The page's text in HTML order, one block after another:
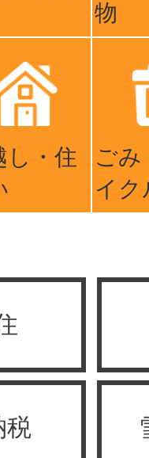
物
し・住
ごみ
イク
税